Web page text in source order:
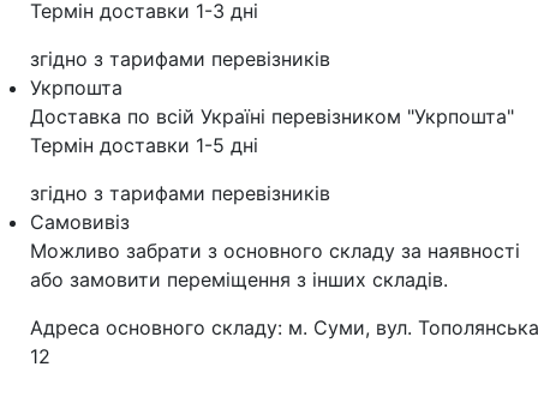
Термін доставки 1-3 дні
згідно з тарифами перевізників
Укрпошта
Доставка по всій Україні перевізником "Укрпошта"
Термін доставки 1-5 дні
згідно з тарифами перевізників
Самовивіз
Можливо забрати з основного складу за наявності
або замовити переміщення з інших складів.
Адреса основного складу: м. Суми, вул.
12